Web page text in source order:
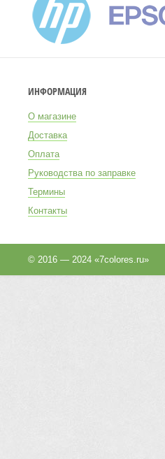
ИНФОРМАЦИЯ
О магазине
Доставка
Оплата
Руководства по заправке
Термины
Контакты
© 2016 — 2024 «7colores.ru»